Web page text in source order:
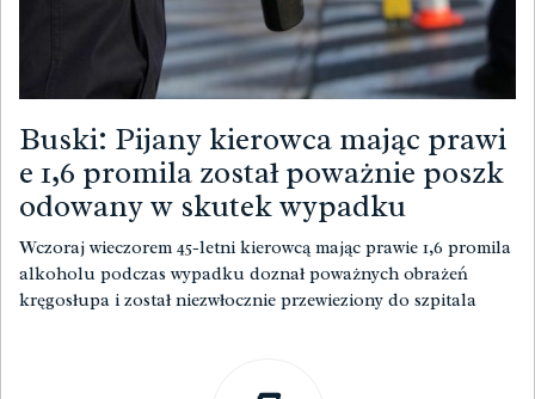
Buski: Pijany kierowca mając prawi
e 1,6 promila został poważnie poszk
odowany w skutek wypadku
Wczoraj wieczorem 45-letni kierowcą mając prawie 1,6 promila
alkoholu podczas wypadku doznał poważnych obrażeń
kręgosłupa i został niezwłocznie przewieziony do szpitala